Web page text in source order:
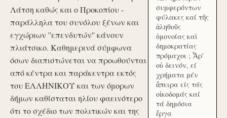
Λάτση καθώς και ο Προκοπίου -
παράλληλα του συνόλου ξένων και
εγχώριων ''επενδυτών'' κάνουν
πλιάτσικο. Καθημερινά σύμφωνα
όσων διαπιστώνεται να προωθούνται
από κέντρα και παράκεντρα εκτός
του ΕΛΛΗΝΙΚΟΥ και των όμορων
δήμων καθίσταται ηλίου φαεινότερο
ότι το σχέδιο των πολιτικών και της
συμφερόντων
φύλακες καί τῆς
ἀληθοῦς
ὁμονοίας καὶ
δημοκρατίας
πρόμαχοι ; Ἆρ'
οὐ δεινόν, εί
χρήματα μέν
ἄπειρα είς τάς
οἰκοδομάς καί
τά δημόσια
ἔργα